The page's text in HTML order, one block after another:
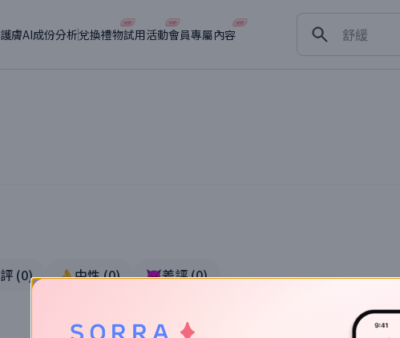
膚AI成份分析兌換禮物試用活動會員專屬內容
舒緩
真實體驗
(0) 👌中性(0) 👿差評(0)